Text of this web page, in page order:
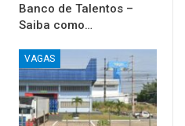
Banco de Talentos –
Saiba como…
VAGAS